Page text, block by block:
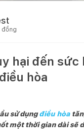
đồng
hại đến
hòa
sử dụngđiều hòa
một thời gian dài sẽ